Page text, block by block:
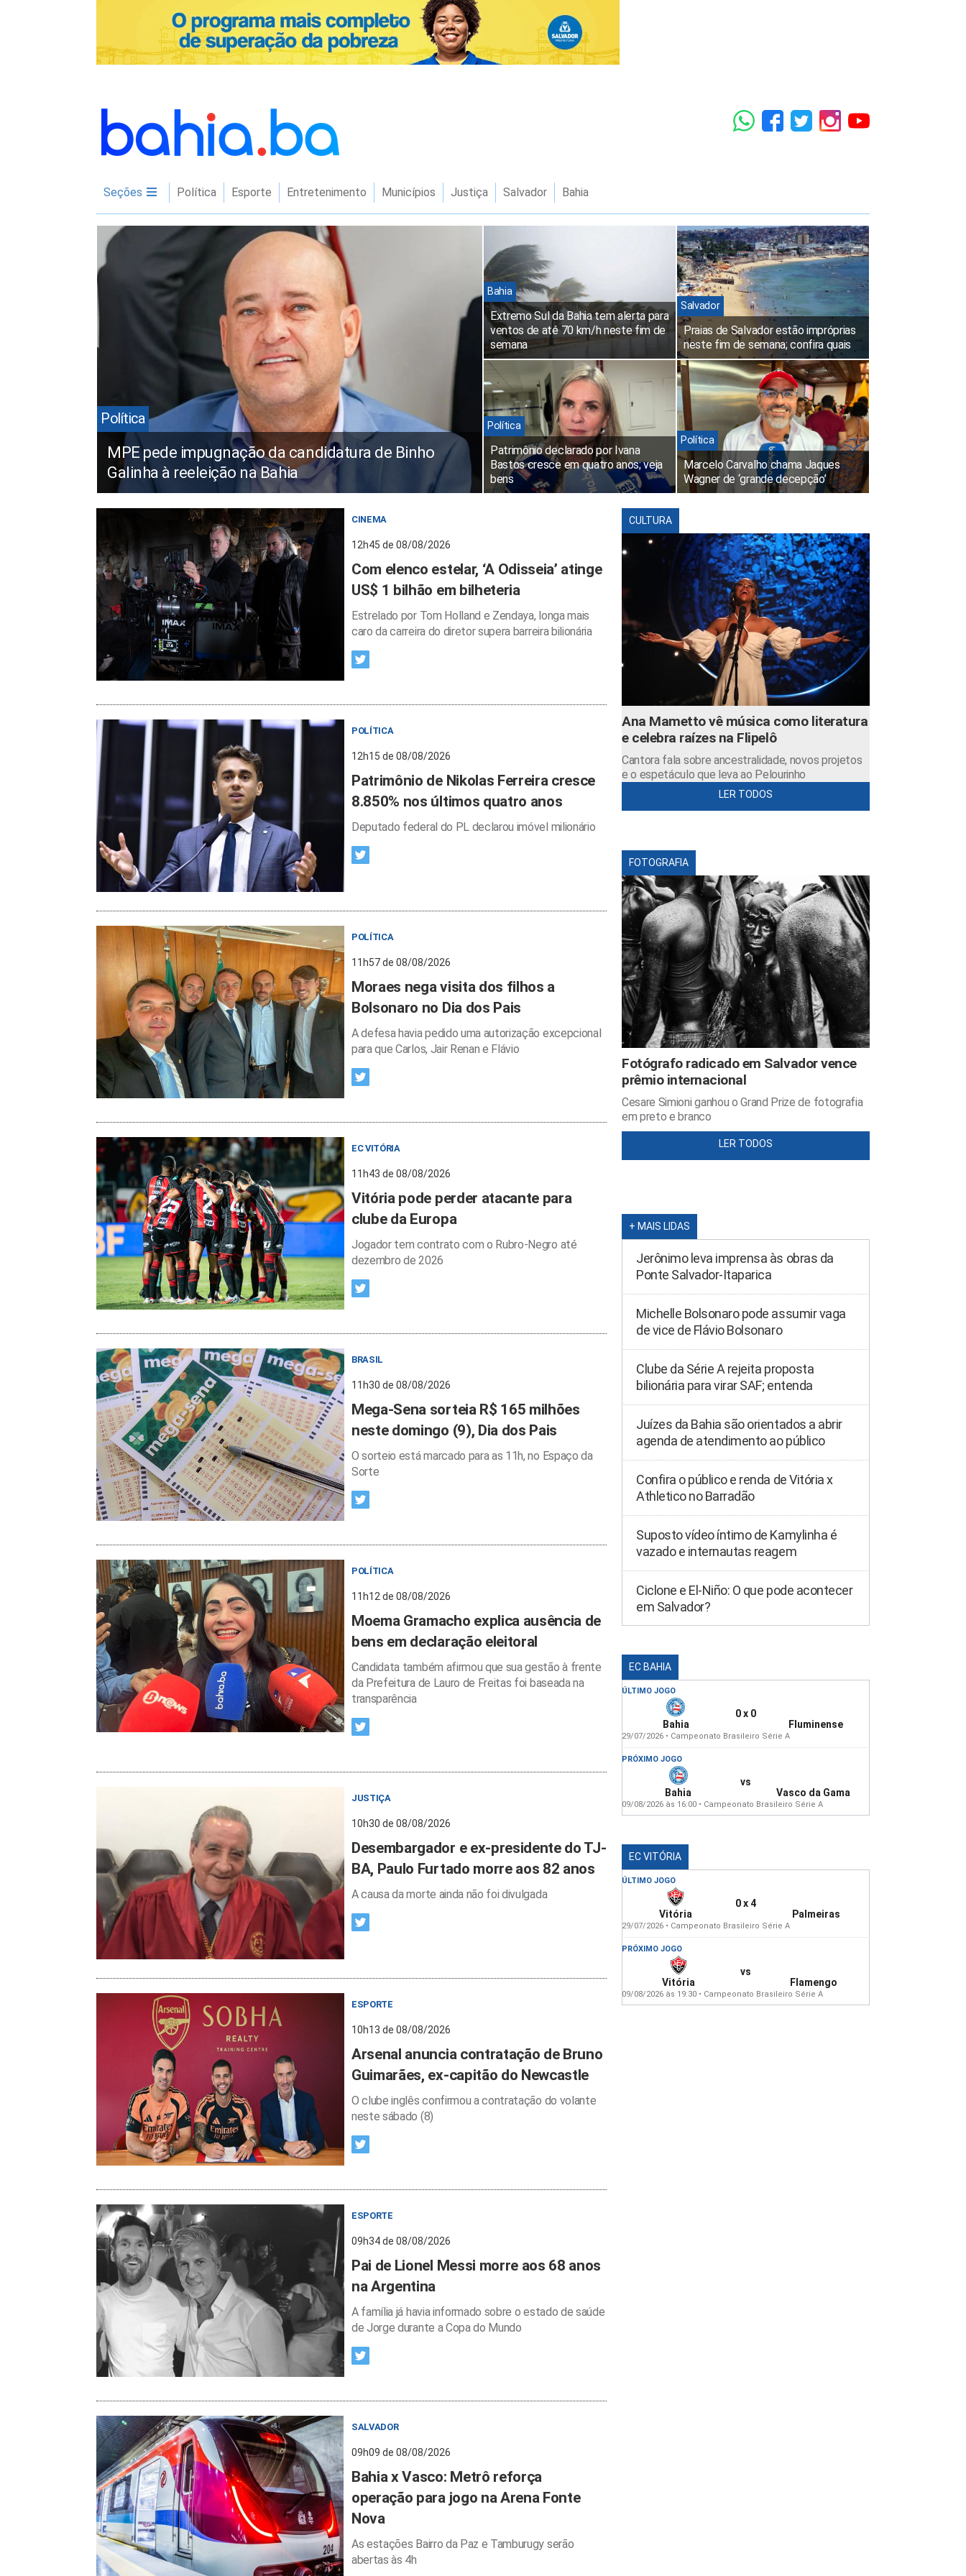
Seções Política Esporte Entretenimento Municípios Justiça Salvador Bahia
Política
MPE pede impugnação da candidatura de Binho
Galinha à reeleição na Bahia
Bahia
Extremo Sul da Bahia tem alerta para
ventos de até 70 km/h neste fim de
semana
Política
Patrimônio declarado por Ivana
Bastos cresce em quatro anos; veja
bens
Salvador
Praias de Salvador estão impróprias
neste fim de semana; confira quais
Política
Marcelo Carvalho chama Jaques
Wagner de ‘grande decepção’
CULTURA
Ana Mametto vê música como literatura
e celebra raízes na Flipelô
Cantora fala sobre ancestralidade, novos projetos
e o espetáculo que leva ao Pelourinho
LER TODOS
FOTOGRAFIA
Fotógrafo radicado em Salvador vence
prêmio internacional
Cesare Simioni ganhou o Grand Prize de fotografia
em preto e branco
LER TODOS
CINEMA
12h45 de 08/08/2026
Com elenco estelar, ‘A Odisseia’ atinge
US$ 1 bilhão em bilheteria
Estrelado por Tom Holland e Zendaya, longa mais
caro da carreira do diretor supera barreira bilionária
POLÍTICA
12h15 de 08/08/2026
Patrimônio de Nikolas Ferreira cresce
8.850% nos últimos quatro anos
Deputado federal do PL declarou imóvel milionário
POLÍTICA
11h57 de 08/08/2026
Moraes nega visita dos filhos a
Bolsonaro no Dia dos Pais
A defesa havia pedido uma autorização excepcional
para que Carlos, Jair Renan e Flávio
EC VITÓRIA
11h43 de 08/08/2026
Vitória pode perder atacante para
clube da Europa
Jogador tem contrato com o Rubro-Negro até
dezembro de 2026
BRASIL
11h30 de 08/08/2026
Mega-Sena sorteia R$ 165 milhões
neste domingo (9), Dia dos Pais
O sorteio está marcado para as 11h, no Espaço da
Sorte
POLÍTICA
11h12 de 08/08/2026
Moema Gramacho explica ausência de
bens em declaração eleitoral
Candidata também afirmou que sua gestão à frente
da Prefeitura de Lauro de Freitas foi baseada na
transparência
JUSTIÇA
10h30 de 08/08/2026
Desembargador e ex-presidente do TJ-
BA, Paulo Furtado morre aos 82 anos
A causa da morte ainda não foi divulgada
ESPORTE
10h13 de 08/08/2026
Arsenal anuncia contratação de Bruno
Guimarães, ex-capitão do Newcastle
O clube inglês confirmou a contratação do volante
neste sábado (8)
ESPORTE
09h34 de 08/08/2026
Pai de Lionel Messi morre aos 68 anos
na Argentina
A família já havia informado sobre o estado de saúde
de Jorge durante a Copa do Mundo
SALVADOR
09h09 de 08/08/2026
Bahia x Vasco: Metrô reforça
operação para jogo na Arena Fonte
Nova
As estações Bairro da Paz e Tamburugy serão
abertas às 4h
+ MAIS LIDAS
Jerônimo leva imprensa às obras da
Ponte Salvador-Itaparica
Michelle Bolsonaro pode assumir vaga
de vice de Flávio Bolsonaro
Clube da Série A rejeita proposta
bilionária para virar SAF; entenda
Juízes da Bahia são orientados a abrir
agenda de atendimento ao público
Confira o público e renda de Vitória x
Athletico no Barradão
Suposto vídeo íntimo de Kamylinha é
vazado e internautas reagem
Ciclone e El-Niño: O que pode acontecer
em Salvador?
EC BAHIA
ÚLTIMO JOGO
Bahia
0 x 0
Fluminense
29/07/2026 • Campeonato Brasileiro Série A
PRÓXIMO JOGO
Bahia
vs
Vasco da Gama
09/08/2026 às 16:00 • Campeonato Brasileiro Série A
EC VITÓRIA
ÚLTIMO JOGO
Vitória
0 x 4
Palmeiras
29/07/2026 • Campeonato Brasileiro Série A
PRÓXIMO JOGO
Vitória
vs
Flamengo
09/08/2026 às 19:30 • Campeonato Brasileiro Série A